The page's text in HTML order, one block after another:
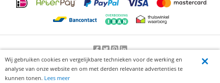
Beoordeling door klanten:9.2/10-25000beoordelingen
Wij gebruiken cookies en vergelijkbare technieken voor de werking en
analyse van onze website en om met derden relevante advertenties te
kunnen tonen. Lees meer